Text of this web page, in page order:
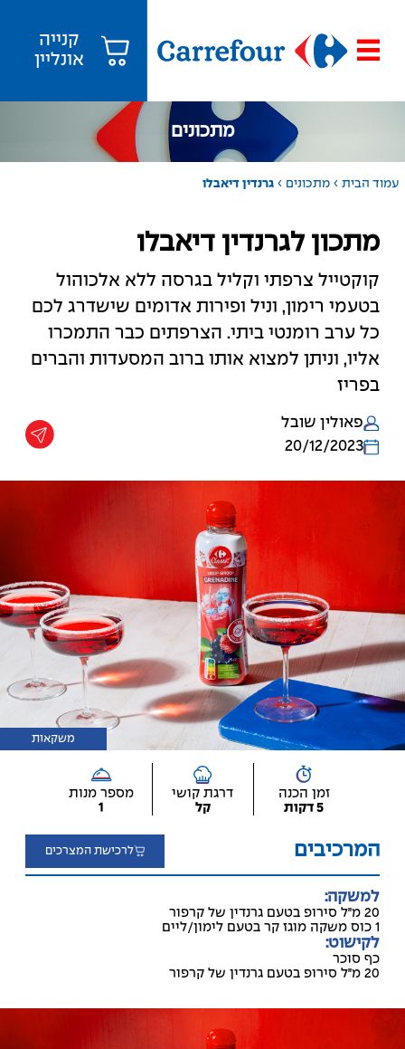
קנייה
אונליין
מתכונים
עמוד הבית › מתכונים › גרנדין דיאבלו
מתכון לגרנדין דיאבלו
קוקטייל צרפתי וקליל בגרסה ללא אלכוהול
בטעמי רימון, וניל ופירות אדומים שישדרג לכם
כל ערב רומנטי ביתי. הצרפתים כבר התמכרו
אליו, וניתן למצוא אותו ברוב המסעדות והברים
בפריז
פאולין שובל
20/12/2023
משקאות
זמן הכנה
5 דקות
דרגת קושי
קל
מספר מנות
1
המרכיבים לרכישת המצרכים
למשקה:
20 מ׳׳ל סירופ בטעם גרנדין של קרפור
1 כוס משקה מוגז קר בטעם לימון/ליים
לקישוט:
כף סוכר
20 מ׳׳ל סירופ בטעם גרנדין של קרפור